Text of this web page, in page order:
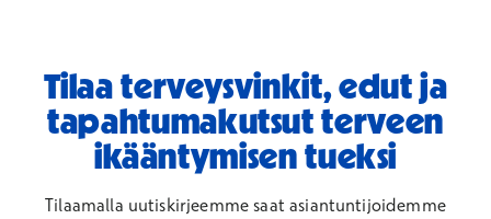
Tilaa terveysvinkit, edut ja
tapahtumakutsut terveen
ikääntymisen tueksi
Tilaamalla uutiskirjeemme saat asiantuntijoidemme